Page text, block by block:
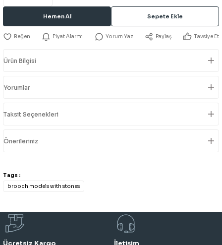
Hemen Al Sepete Ekle
Fiyat Alarmı Yorum Yaz Paylaş Tavsiye Et
Ürün Bilgisi
Yorumlar
Taksit Seçenekleri
Önerileriniz
Tags :
brooch models with stones